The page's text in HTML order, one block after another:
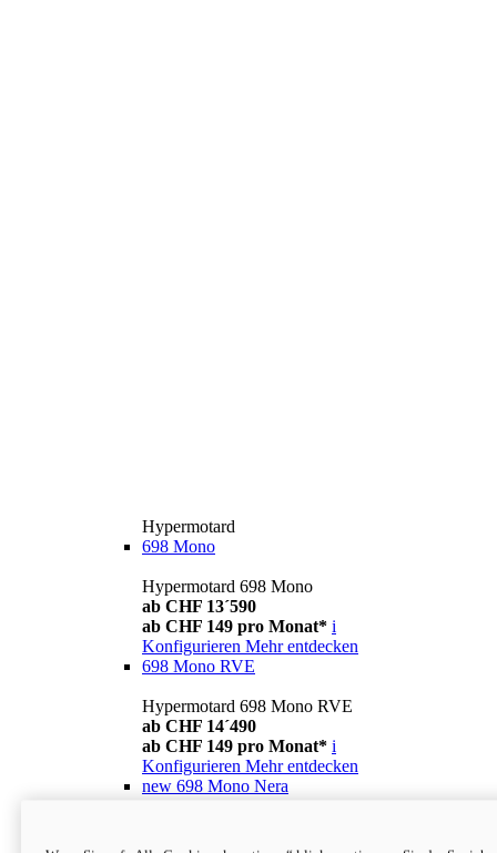
Hypermotard
698 Mono
Hypermotard 698 Mono
ab CHF 13´590
ab CHF 149 pro Monat* i
Konfigurieren Mehr entdecken
698 Mono RVE
Hypermotard 698 Mono RVE
ab CHF 14´490
ab CHF 149 pro Monat* i
Konfigurieren Mehr entdecken
new 698 Mono Nera
ab CHF 13´990